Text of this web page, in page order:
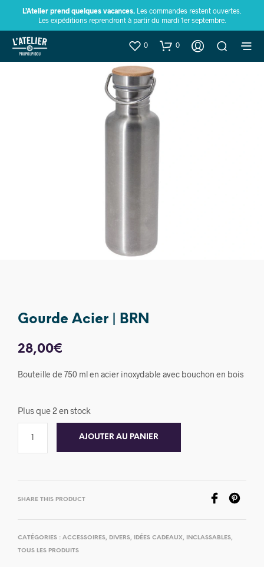
L’Atelier prend quelques vacances. Les commandes restent ouvertes.
Les expéditions reprendront à partir du mardi 1er septembre.
0 0
Gourde Acier | BRN
28,00€
Bouteille de 750 ml en acier inoxydable avec bouchon en bois
Plus que 2 en stock
AJOUTER AU PANIER
SHARE THIS PRODUCT
CATÉGORIES : ACCESSOIRES, DIVERS, IDÉES CADEAUX, INCLASSABLES,
TOUS LES PRODUITS